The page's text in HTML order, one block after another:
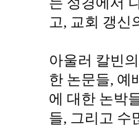
고, 교회 갱신
아울러 칼빈
한 논문들, 예
에 대한 논박
들, 그리고 수